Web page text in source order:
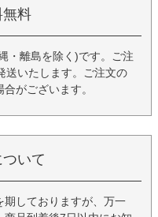
無料
・離島を除く)です。ご注
送いたします。ご注文の
がございます。
いて
しておりますが、万一